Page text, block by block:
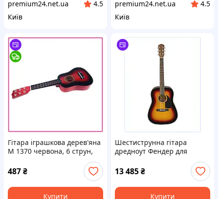
premium24.net.ua
4.5
Київ
premium24.net.ua
4.5
Київ
Гітара іграшкова дерев'яна
M 1370 червона, 6 струн,
наборі медіатор і струна
487₴
Купити
Шестиструнна гітара
дредноут Фендер для
навчання грі, AM65569T59
13 485₴
Купити